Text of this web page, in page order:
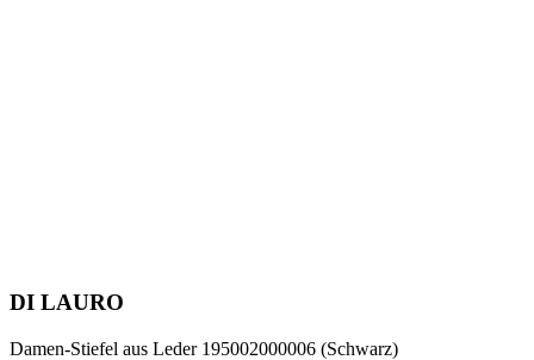
DI LAURO
Damen-Stiefel aus Leder 195002000006 (Schwarz)